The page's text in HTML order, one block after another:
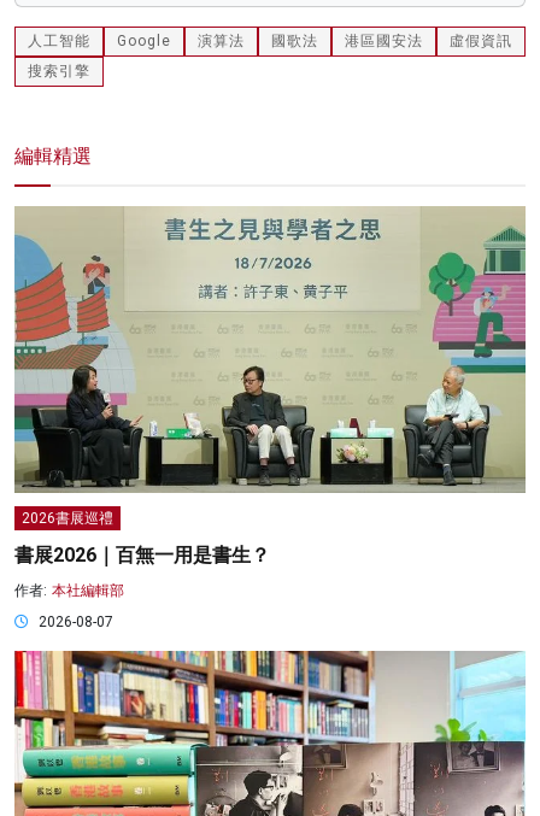
人工智能 Google 演算法 國歌法 港區國安法
虛假資訊
搜索引擎
編輯精選
2026書展巡禮
書展2026｜百無一用是書生？
作者: 本社編輯部
2026-08-07